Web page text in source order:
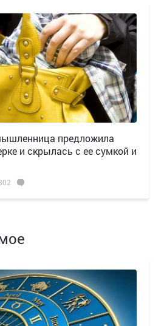
предложила
и скрылась с ее сумкой и